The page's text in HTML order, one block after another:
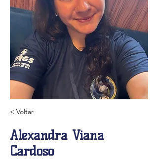
< Voltar
Alexandra Viana
Cardoso